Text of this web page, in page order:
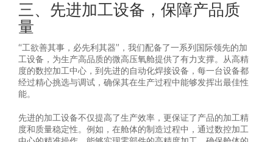
三、先进加工设备，保障产品质
量
“工欲善其事，必先利其器”，我们配备了一系列国际领先的加
工设备，为生产高品质的微高压氧舱提供了有力支撑。从高精
度的数控加工中心，到先进的自动化焊接设备，每一台设备都
经过精心挑选与调试，确保其在生产过程中能够发挥出最佳性
能。
先进的加工设备不仅提高了生产效率，更保证了产品的加工精
度和质量稳定性。例如，在舱体的制造过程中，通过数控加工